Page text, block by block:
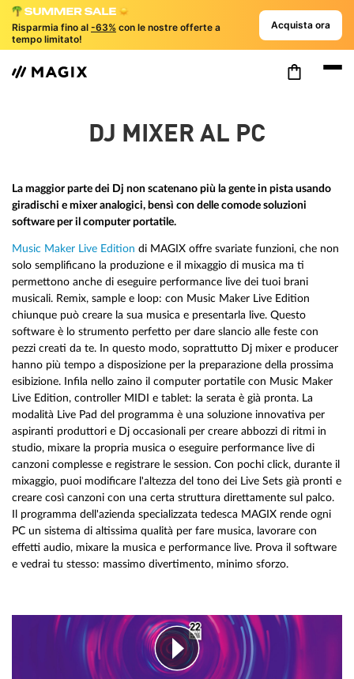
Risparmia fino al -63% con le nostre offerte a
tempo limitato!
Acquista ora
DJ MIXER AL PC
La maggior parte dei Dj non scatenano più la gente in pista usando
giradischi e mixer analogici, bensì con delle comode soluzioni
software per il computer portatile.
Music Maker Live Edition di MAGIX offre svariate funzioni, che non
solo semplificano la produzione e il mixaggio di musica ma ti
permettono anche di eseguire performance live dei tuoi brani
musicali. Remix, sample e loop: con Music Maker Live Edition
chiunque può creare la sua musica e presentarla live. Questo
software è lo strumento perfetto per dare slancio alle feste con
pezzi creati da te. In questo modo, soprattutto Dj mixer e producer
hanno più tempo a disposizione per la preparazione della prossima
esibizione. Infila nello zaino il computer portatile con Music Maker
Live Edition, controller MIDI e tablet: la serata è già pronta. La
modalità Live Pad del programma è una soluzione innovativa per
aspiranti produttori e Dj occasionali per creare abbozzi di ritmi in
studio, mixare la propria musica o eseguire performance live di
canzoni complesse e registrare le session. Con pochi click, durante il
mixaggio, puoi modificare l'altezza del tono dei Live Sets già pronti e
creare così canzoni con una certa struttura direttamente sul palco.
Il programma dell'azienda specializzata tedesca MAGIX rende ogni
PC un sistema di altissima qualità per fare musica, lavorare con
effetti audio, mixare la musica e performance live. Prova il software
e vedrai tu stesso: massimo divertimento, minimo sforzo.